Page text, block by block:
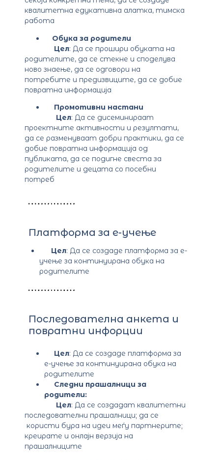
квалитетна едукативна алатка, тимска
работа
Обука за родители
Цел: Да се прошири обуката на
родителите, да се стекне и споделува
ново знаење, да се одговори на
потребите и предизвиците, да се добие
повратна информација
Промотивни настани
Цел: Да се дисеминираат
проектните активности и резултати,
да се разменуваат добри практики, да се
добие повратна информација од
публиката, да се подигне свеста за
родителите и децата со посебни
потреб
Платформа за е-учење
Цел: Да се создаде платформа за е-
учење за континуирана обука на
родителите
Последователна анкета и
повратни инфорции
Цел: Да се создаде платформа за
е-учење за континуирана обука на
родителите
Следни прашалници за
родители:
Цел: Да се создадат квалитетни
последователни прашалници; да се
користи бура на идеи меѓу партнерите;
креирате и онлајн верзија на
прашалниците